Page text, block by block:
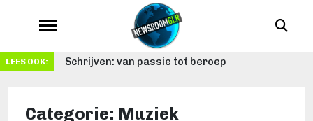
LEES OOK: Schrijven: van passie tot beroep
Categorie: Muziek